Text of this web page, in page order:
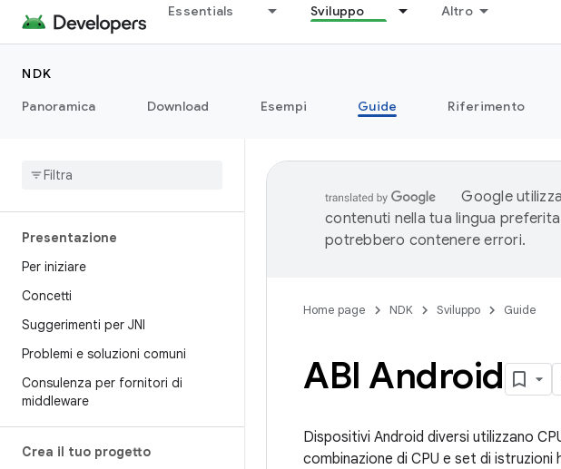
Essentials Sviluppo Altro
NDK
Panoramica
Download Esempi Guide Riferimento
Presentazione
Per iniziare
Concetti
Suggerimenti per JNI
Problemi e soluzioni comuni
Consulenza per fornitori di
middleware
Crea il tuo progetto
Google
contenuti nella tua lingua
potrebbero contenere errori.
Home page NDK Sviluppo Guide
ABI Android
Dispositivi Android diversi utilizzano
combinazione di CPU e set di